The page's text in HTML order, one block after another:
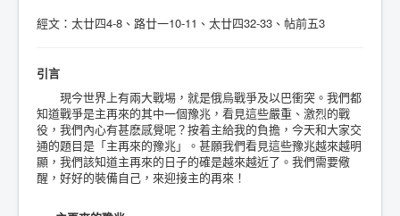
經文：太廿四4-8、路廿一10-11、太廿四32-33、帖前五3
引言
現今世界上有兩大戰埸，就是俄烏戰爭及以巴衝突。我們都
知道戰爭是主再來的其中一個豫兆，看見這些嚴重、激烈的戰
役，我們內心有甚麽感覺呢？按着主給我的負擔，今天和大家交
通的題目是「主再來的豫兆」。甚願我們看見這些豫兆越來越明
顯，我們該知道主再來的日子的確是越來越近了。我們需要儆
醒，好好的裝備自己，來迎接主的再來！